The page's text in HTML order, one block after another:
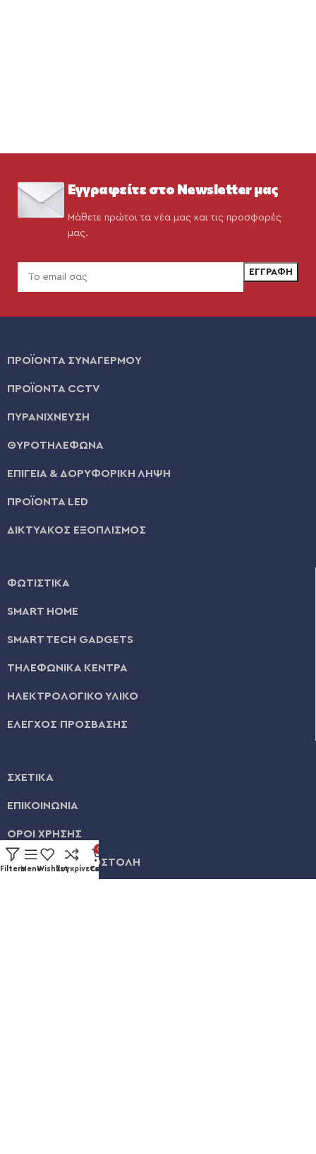
Εγγραφείτε στο Newsletter μας
Μάθετε πρώτοι τα νέα μας και τις προσφορές
μας.
ΠΡΟΪΟΝΤΑ ΣΥΝΑΓΕΡΜΟΥ
ΠΡΟΪΟΝΤΑ CCTV
ΠΥΡΑΝΙΧΝΕΥΣΗ
ΘΥΡΟΤΗΛΕΦΩΝΑ
ΕΠΙΓΕΙΑ & ΔΟΡΥΦΟΡΙΚΗ ΛΗΨΗ
ΠΡΟΪΟΝΤΑ LED
ΔΙΚΤΥΑΚΟΣ ΕΞΟΠΛΙΣΜΟΣ
ΦΩΤΙΣΤΙΚΑ
SMART HOME
SMART TECH GADGETS
ΤΗΛΕΦΩΝΙΚΑ ΚΕΝΤΡΑ
ΗΛΕΚΤΡΟΛΟΓΙΚΟ ΥΛΙΚΟ
ΕΛΕΓΧΟΣ ΠΡΟΣΒΑΣΗΣ
ΣΧΕΤΙΚΑ
ΕΠΙΚΟΙΝΩΝΙΑ
ΟΡΟΙ ΧΡΗΣΗΣ
ΠΛΗΡΩΜΗ & ΑΠΟΣΤΟΛΗ
FiltersMenuWishlistΣυγκρίνετε
0
Cart